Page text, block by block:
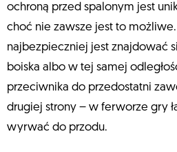
ochroną przed spalonym jest
choć nie zawsze jest to
najbezpieczniej jest znajdować
boiska albo w tej samej
przeciwnika do przedostatni
drugiej strony – w ferworze gry
wyrwać do przodu.